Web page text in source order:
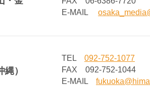
E-MAIL
）
TEL 092-752-1077
FAX 092-752-1044
E-MAIL